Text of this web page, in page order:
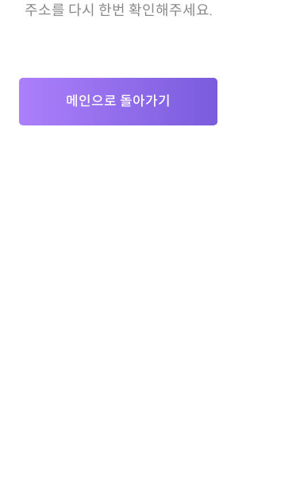
주소를 다시 한번 확인해주세요.
메인으로 돌아가기